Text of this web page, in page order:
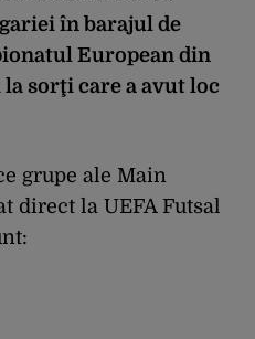
în barajul de
European din
sorţi care a avut loc
grupe ale Main
direct la UEFA Futsal